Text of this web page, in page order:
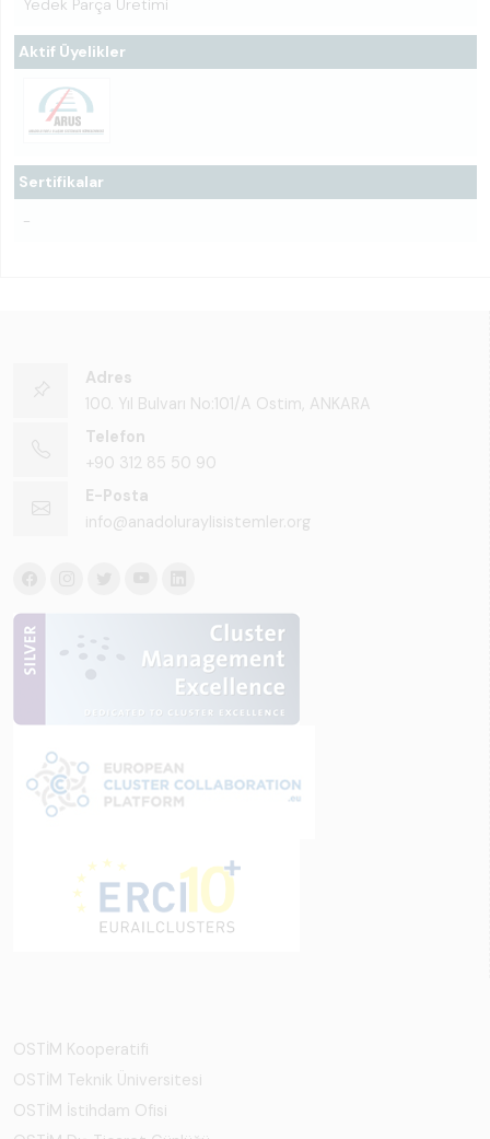
Yedek Parça Üretimi
Aktif Üyelikler
Sertifikalar
-
Adres
100. Yıl Bulvarı No:101/A Ostim, ANKARA
Telefon
+90 312 85 50 90
E-Posta
info@anadoluraylisistemler.org
OSTİM Kooperatifi
OSTİM Teknik Üniversitesi
OSTİM İstihdam Ofisi